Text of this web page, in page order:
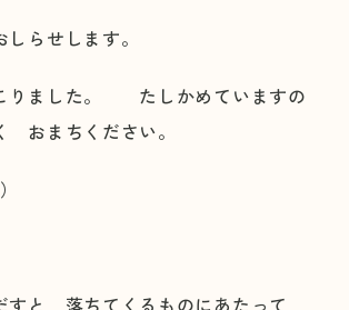
らせします。
りました。 たしかめていますの
おまちください。
すと 落ちてくるものにあたって